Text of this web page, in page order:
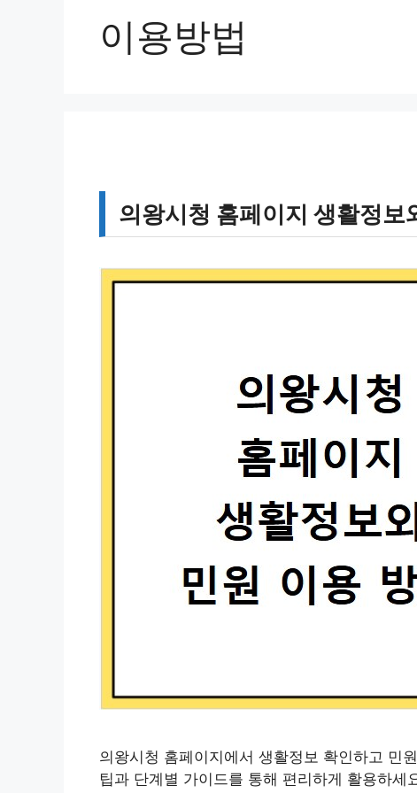
이용방법
의왕시청 홈페이지 생활정보
의왕시청 홈페이지에서 생활정보 확인하고 민
팁과 단계별 가이드를 통해 편리하게 활용하세